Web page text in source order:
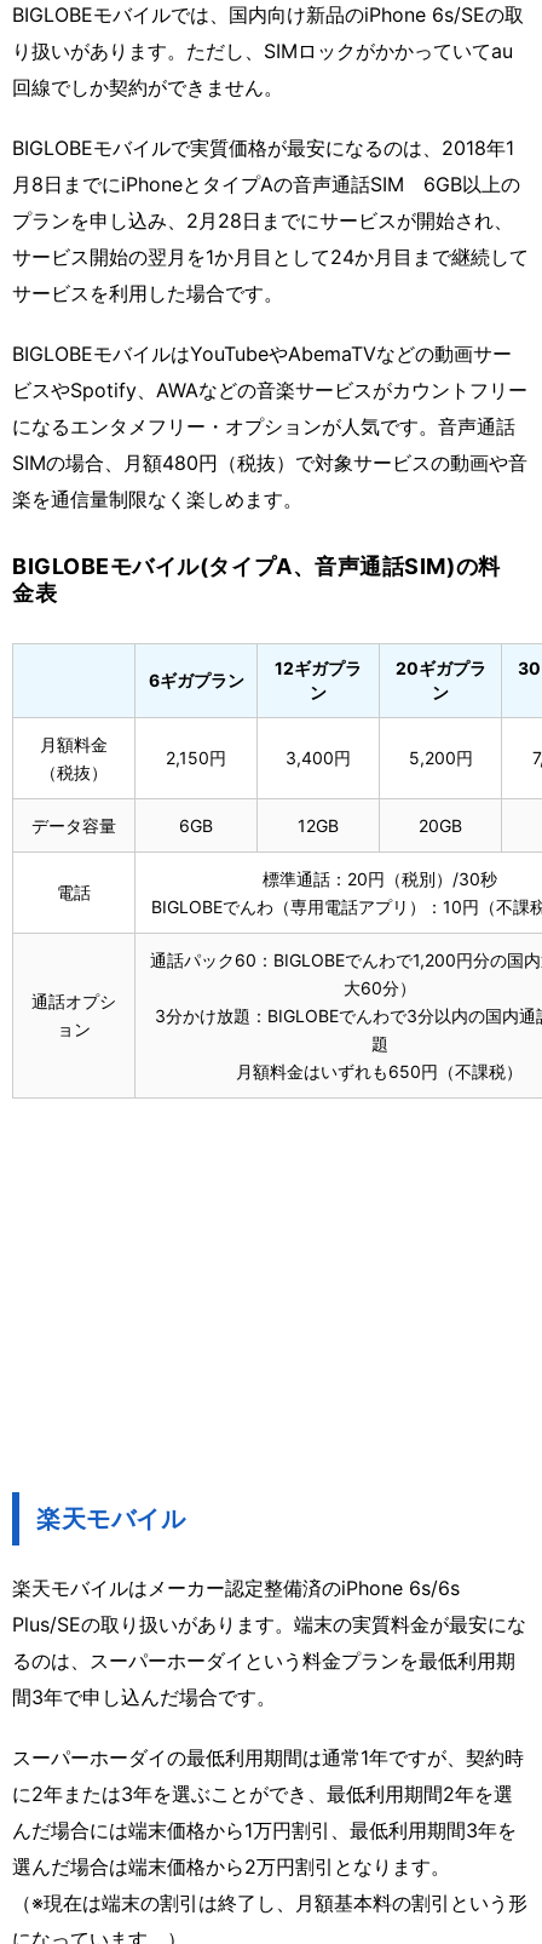
BIGLOBEモバイルでは、国内向け新品のiPhone 6s/SEの取
り扱いがあります。ただし、SIMロックがかかっていてau
回線でしか契約ができません。
BIGLOBEモバイルで実質価格が最安になるのは、2018年1
月8日までにiPhoneとタイプAの音声通話SIM 6GB以上の
プランを申し込み、2月28日までにサービスが開始され、
サービス開始の翌月を1か月目として24か月目まで継続して
サービスを利用した場合です。
BIGLOBEモバイルはYouTubeやAbemaTVなどの動画サー
ビスやSpotify、AWAなどの音楽サービスがカウントフリー
になるエンタメフリー・オプションが人気です。音声通話
SIMの場合、月額480円（税抜）で対象サービスの動画や音
楽を通信量制限なく楽しめます。
BIGLOBEモバイル(タイプA、音声通話SIM)の料
金表
6ギガプラン
12ギガプラ
ン
20ギガプラ
ン
30
月額料金
（税抜）
2,150円 3,400円 5,200円
データ容量 6GB 12GB 20GB
電話
標準通話：20円（税別）/30秒
BIGLOBEでんわ（専用電話アプリ）：10円（不課
通話オプシ
ョン
通話パック60：BIGLOBEでんわで1,200円分の国
大60分）
3分かけ放題：BIGLOBEでんわで3分以内の国内通
題
月額料金はいずれも650円（不課税）
楽天モバイル
楽天モバイルはメーカー認定整備済のiPhone 6s/6s
Plus/SEの取り扱いがあります。端末の実質料金が最安にな
るのは、スーパーホーダイという料金プランを最低利用期
間3年で申し込んだ場合です。
スーパーホーダイの最低利用期間は通常1年ですが、契約時
に2年または3年を選ぶことができ、最低利用期間2年を選
んだ場合には端末価格から1万円割引、最低利用期間3年を
選んだ場合は端末価格から2万円割引となります。
（※現在は端末の割引は終了し、月額基本料の割引という形